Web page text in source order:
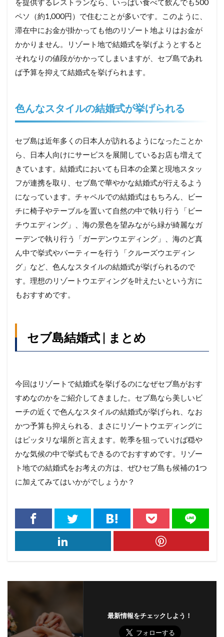
ペソ（約1,000円）で住むことが多いです。このように、
滞在中にお金が掛かっても他のリゾート地よりはお金が
かかりません。リゾート地で結婚式を挙げようとすると
それなりの値段がかかってしまいますが、セブ島であれ
ば予算を抑えて結婚式を挙げられます。
色んなスタイルの結婚式が挙げられる
セブ島は近年多くの日本人が訪れるようになったことか
ら、日本人向けにサービスを展開しているお店も増えて
きています。結婚式においても日本の企業と現地スタッ
フが連携を取り、セブ島で華やかな結婚式が行えるよう
になっています。チャペルでの結婚式はもちろん、ビー
チに椅子やテーブルを置いて自然の中で執り行う「ビー
チウエディング」、海の景色を望みながら緑が綺麗なガ
ーデンで執り行う「ガーデンウエディング」、海のど真
ん中で挙式やパーティーを行う「クルーズウエディン
グ」など、色んなスタイルの結婚式が挙げられるので
す。理想のリゾートウエディングを叶えたいという方に
もおすすめです。
セブ島結婚式 | まとめ
今回はリゾートで結婚式を挙げるのになぜセブ島がおす
すめなのかをご紹介してきました。セブ島なら美しいビ
ーチの近くで色んなスタイルの結婚式が挙げられ、なお
かつ予算も抑えられる、まさにリゾートウエディングに
はピッタリな場所と言えます。乾季を狙っていけば穏や
かな気候の中で挙式もできるのでおすすめです。リゾー
ト地での結婚式をお考えの方は、ぜひセブ島も候補の1つ
に加えてみてはいかがでしょうか？
最新情報をチェックしよう！